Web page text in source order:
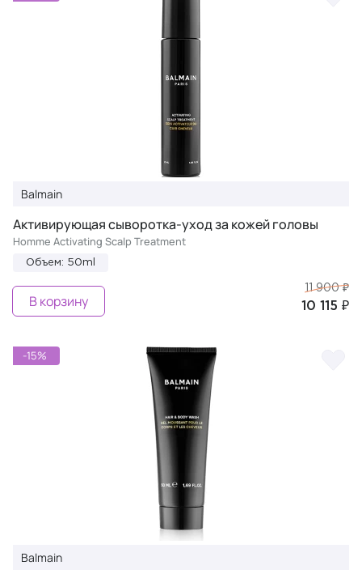
Balmain
Активирующая сыворотка-уход за кожей головы
Homme Activating Scalp Treatment
Объем: 50ml
11 900 ₽
10 115 ₽
В корзину
-15%
Balmain